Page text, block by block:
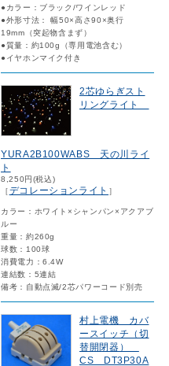
●カラー：ブラック/ワインレッド
●外形寸法： 幅50×高さ90×奥行
19mm（突起物含まず）
●質量：約100g（専用電池含む）
●イヤホンマイク付き
2芯ゆらぎスト
リングライト
YURA2B100WABS 天の川ライ
ト
8,250円(税込)
［デコレーションライト ］
カラー：ホワイト×シャンパン×アクアブ
ルー
重量：約260g
球数：100球
消費電力：6.4W
連結数：5連結
備考：自動点滅/2芯パワーコード別売
村上電機 カバ
ースイッチ（切
替開閉器）
CS DT3P30A